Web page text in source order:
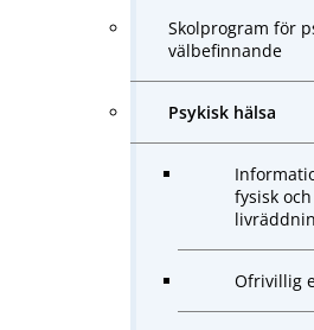
Skolprogram för
välbefinnande
Psykisk hälsa
fysisk
Ofrivillig